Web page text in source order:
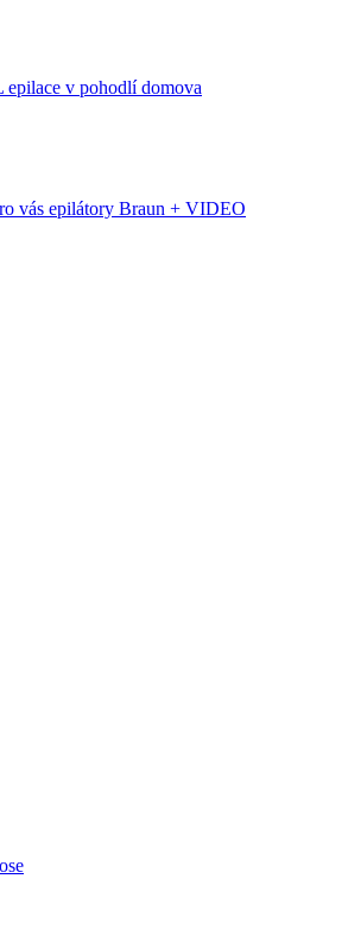
epilace v pohodlí domova
vás epilátory Braun + VIDEO